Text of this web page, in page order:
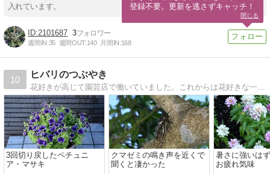
入れています。
2101687 3
週間IN:35 週間OUT:140 月間IN:168
10
ヒバリのつぶやき
3回切り戻したペチュニ
ア・マサキ
クマゼミの鳴き声を近くで
聞くと凄かった
暑さに強いは
お疲れ気味
登録不要。更新を逃さずキャッチ！
閉じる